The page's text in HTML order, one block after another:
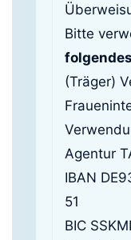
Bitte
(Träger)
Agentur
IBAN
51
BIC